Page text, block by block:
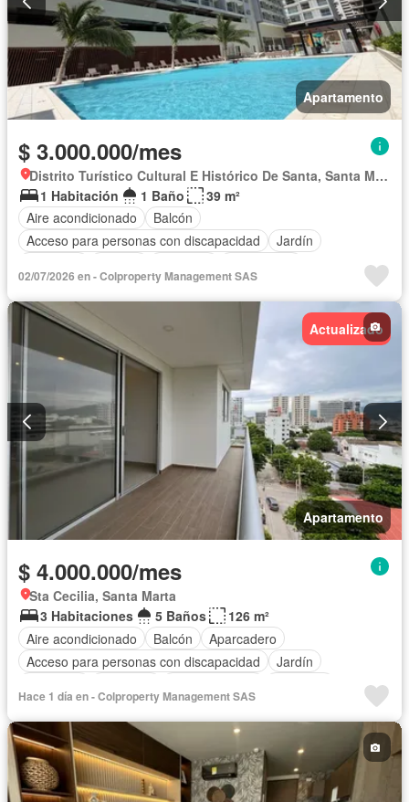
Apartamento
$ 3.000.000/mes
Distrito Turístico Cultural E Histórico De Santa, Santa Marta
1 Habitación
1 Baño
39 m²
Aire acondicionado
Balcón
Acceso para personas con discapacidad
Jardín
Vista panorámica
Seguridad privada
02/07/2026 en - Colproperty Management SAS
Actualizado
Apartamento
$ 4.000.000/mes
Sta Cecilia, Santa Marta
3 Habitaciones
5 Baños
126 m²
Aire acondicionado
Balcón
Aparcadero
Acceso para personas con discapacidad
Jardín
Gas natural
Vista panorámica
Seguridad privada
Cuarto de servicio
Agua
Hace 1 día en - Colproperty Management SAS